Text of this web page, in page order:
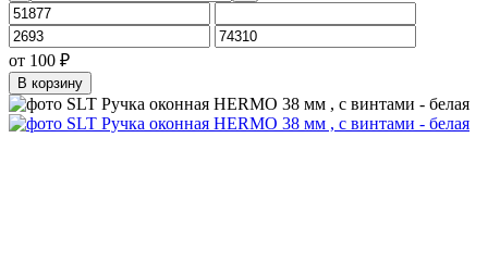
от 100 ₽
В корзину